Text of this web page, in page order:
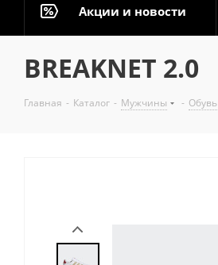
Акции и новости
BREAKNET 2.0
Главная - Каталог - Мужчины - Обувь